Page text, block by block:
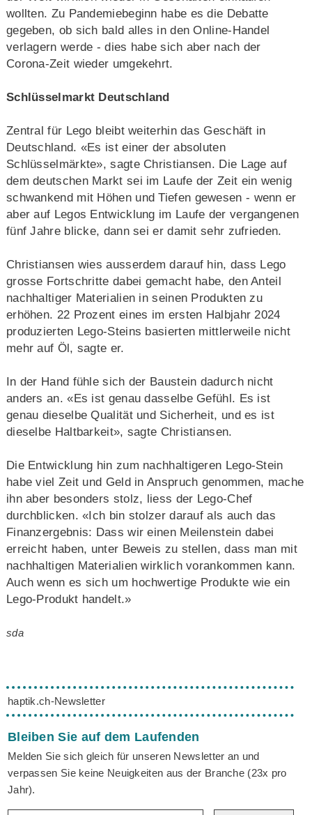
wollten. Zu Pandemiebeginn habe es die Debatte
gegeben, ob sich bald alles in den Online-Handel
verlagern werde - dies habe sich aber nach der
Corona-Zeit wieder umgekehrt.
Schlüsselmarkt Deutschland
Zentral für Lego bleibt weiterhin das Geschäft in
Deutschland. «Es ist einer der absoluten
Schlüsselmärkte», sagte Christiansen. Die Lage auf
dem deutschen Markt sei im Laufe der Zeit ein wenig
schwankend mit Höhen und Tiefen gewesen - wenn er
aber auf Legos Entwicklung im Laufe der vergangenen
fünf Jahre blicke, dann sei er damit sehr zufrieden.
Christiansen wies ausserdem darauf hin, dass Lego
grosse Fortschritte dabei gemacht habe, den Anteil
nachhaltiger Materialien in seinen Produkten zu
erhöhen. 22 Prozent eines im ersten Halbjahr 2024
produzierten Lego-Steins basierten mittlerweile nicht
mehr auf Öl, sagte er.
In der Hand fühle sich der Baustein dadurch nicht
anders an. «Es ist genau dasselbe Gefühl. Es ist
genau dieselbe Qualität und Sicherheit, und es ist
dieselbe Haltbarkeit», sagte Christiansen.
Die Entwicklung hin zum nachhaltigeren Lego-Stein
habe viel Zeit und Geld in Anspruch genommen, mache
ihn aber besonders stolz, liess der Lego-Chef
durchblicken. «Ich bin stolzer darauf als auch das
Finanzergebnis: Dass wir einen Meilenstein dabei
erreicht haben, unter Beweis zu stellen, dass man mit
nachhaltigen Materialien wirklich vorankommen kann.
Auch wenn es sich um hochwertige Produkte wie ein
Lego-Produkt handelt.»
sda
haptik.ch-Newsletter
Bleiben Sie auf dem Laufenden
Melden Sie sich gleich für unseren Newsletter an und
verpassen Sie keine Neuigkeiten aus der Branche (23x pro
Jahr).